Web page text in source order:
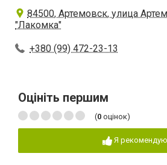
84500, Артемовск, улица
"Лакомка"
+380 (99) 472-23-13
Оцініть першим
(0 оцінок)
Я рекомендую